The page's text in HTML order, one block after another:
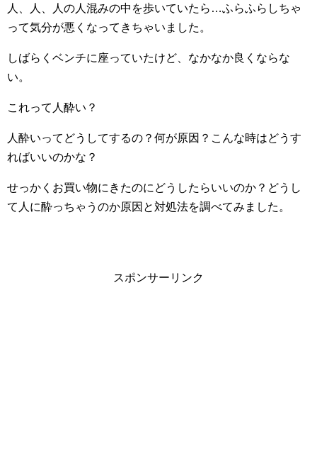
人、人、人の人混みの中を歩いていたら…ふらふらしちゃ
って気分が悪くなってきちゃいました。
しばらくベンチに座っていたけど、なかなか良くならな
い。
これって人酔い？
人酔いってどうしてするの？何が原因？こんな時はどうす
ればいいのかな？
せっかくお買い物にきたのにどうしたらいいのか？どうし
て人に酔っちゃうのか原因と対処法を調べてみました。
スポンサーリンク